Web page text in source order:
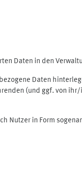
Daten in den
Daten
(und ggf. von
Nutzer in Form